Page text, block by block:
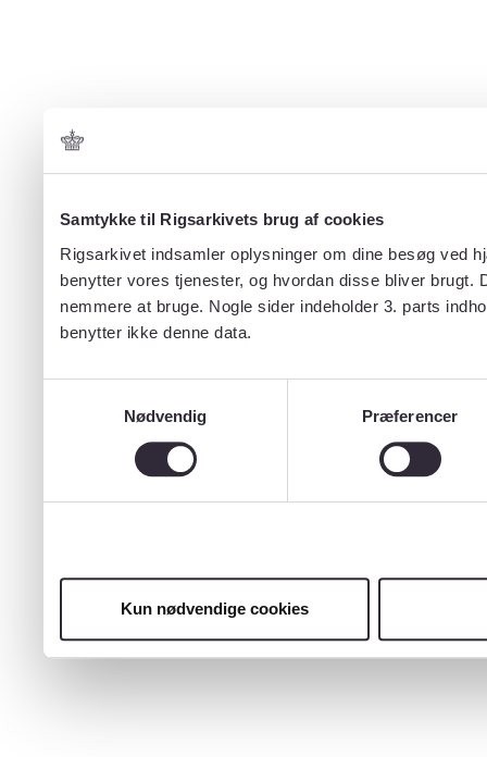
Samtykke til Rigsarkivets brug af cookies
Rigsarkivet indsamler oplysninger om dine besøg ved
benytter vores tjenester, og hvordan disse bliver
nemmere at bruge. Nogle sider indeholder 3. parts
benytter ikke denne data.
Nødvendig
Præferencer
Kun nødvendige cookies